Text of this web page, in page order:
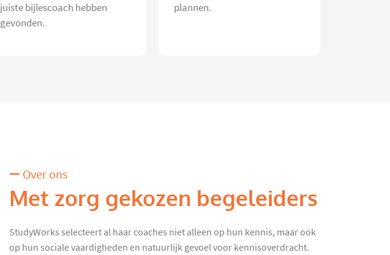
juiste bijlescoach hebben
gevonden.
plannen.
Over ons
Met zorg gekozen begeleiders
StudyWorks selecteert al haar coaches niet alleen op hun kennis, maar ook
op hun sociale vaardigheden en natuurlijk gevoel voor kennisoverdracht.